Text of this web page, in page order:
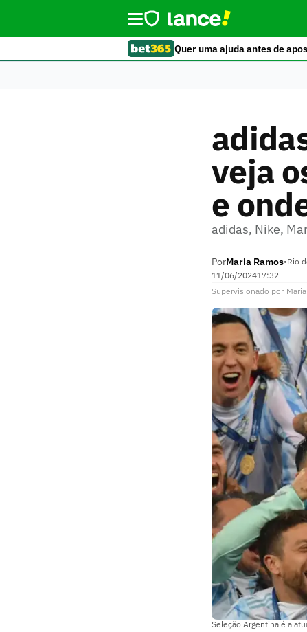
Quer uma ajuda antes de
veja
e
adidas, Nike,
PorMaria Ramos•Rio
11/06/202417:32
Supervisionado por
Seleção Argentina é a